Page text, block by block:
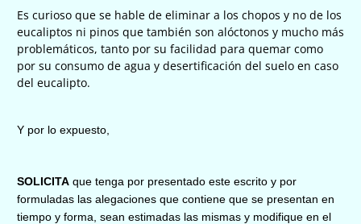
Es curioso que se hable de eliminar a los chopos y no de los
eucaliptos ni pinos que también son alóctonos y mucho más
problemáticos, tanto por su facilidad para quemar como
por su consumo de agua y desertificación del suelo en caso
del eucalipto.
Y por lo expuesto,
SOLICITA que tenga por presentado este escrito y por
formuladas las alegaciones que contiene que se presentan en
tiempo y forma, sean estimadas las mismas y modifique en el